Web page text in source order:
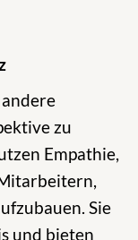
zu
Empathie,
Sie
und bieten